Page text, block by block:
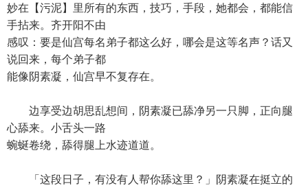
妙在【污泥】里所有的东西，技巧，手段，她都会，都能信
手拈来。齐开阳不由
感叹：要是仙宫每名弟子都这么好，哪会是这等名声？话又
说回来，每个弟子都
能像阴素凝，仙宫早不复存在。
边享受边胡思乱想间，阴素凝已舔净另一只脚，正向腿
心舔来。小舌头一路
蜿蜒卷绕，舔得腿上水迹道道。
「这段日子，有没有人帮你舔这里？」阴素凝在挺立的